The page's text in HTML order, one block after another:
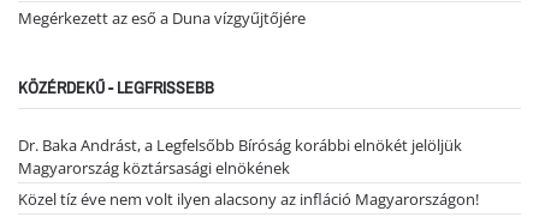
Megérkezett az eső a Duna vízgyűjtőjére
KÖZÉRDEKŰ - LEGFRISSEBB
Dr. Baka Andrást, a Legfelsőbb Bíróság korábbi elnökét jelöljük
Magyarország köztársasági elnökének
Közel tíz éve nem volt ilyen alacsony az infláció Magyarországon!